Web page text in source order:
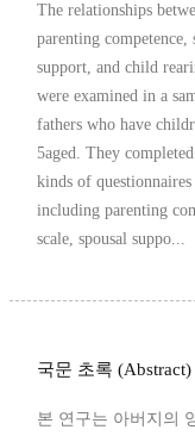
The relationships
parenting competence,
support, and child
were examined in a
fathers who have
5aged. They
kinds of questionnaires
including parenting
scale, spousal suppo...
국문 초록 (Abstract)
본 연구는 아버지의